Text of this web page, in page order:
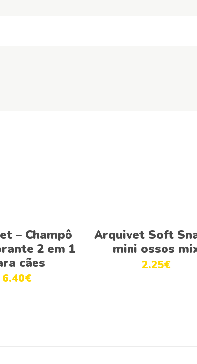
opções
product
has
multiple
– Champô
2 em 1
cães
6.40€
Adicionar
Arquivet Soft
mini ossos
2.25€